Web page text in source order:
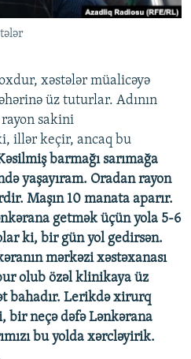
xəstələr müalicəyə
üz tuturlar. Adının
sakini
illər keçir, ancaq bu
barmağı sarımağa
yaşayıram. Oradan rayon
Maşın 10 manata aparır.
getmək üçün yola 5-6
ki, bir gün yol gedirsən.
mərkəzi xəstəxanası
olub özəl klinikaya üz
bahadır. Lerikdə xirurq
bir neçə dəfə Lənkərana
bu yolda xərcləyirik.